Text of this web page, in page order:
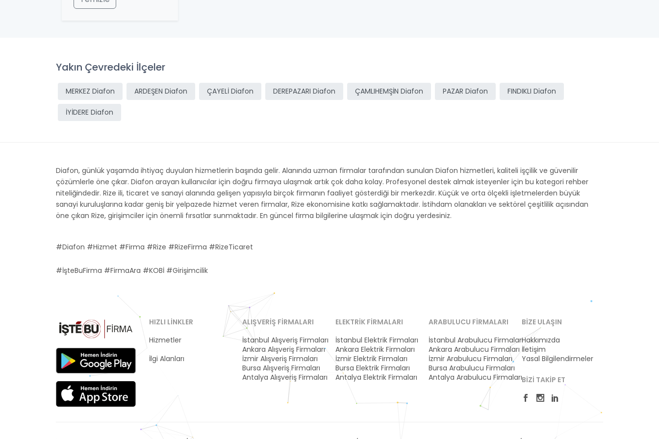
Yakın Çevredeki İlçeler
MERKEZ Diafon ARDEŞEN Diafon ÇAYELİ Diafon DEREPAZARI Diafon ÇAMLIHEMŞİN Diafon PAZAR Diafon FINDIKLI Diafon
İYİDERE Diafon
Diafon, günlük yaşamda ihtiyaç duyulan hizmetlerin başında gelir. Alanında uzman firmalar tarafından sunulan Diafon hizmetleri, kaliteli işçilik ve güvenilir
çözümlerle öne çıkar. Diafon arayan kullanıcılar için doğru firmaya ulaşmak artık çok daha kolay. Profesyonel destek almak isteyenler için bu kategori rehber
niteliğindedir. Rize ili, ticaret ve sanayi alanında gelişen yapısıyla birçok firmanın faaliyet gösterdiği bir merkezdir. Küçük ve orta ölçekli işletmelerden büyük
sanayi kuruluşlarına kadar geniş bir yelpazede hizmet veren firmalar, Rize ekonomisine katkı sağlamaktadır. İstihdam olanakları ve sektörel çeşitlilik açısından
öne çıkan Rize, girişimciler için önemli fırsatlar sunmaktadır. En güncel firma bilgilerine ulaşmak için doğru yerdesiniz.
#Diafon #Hizmet #Firma #Rize #RizeFirma #RizeTicaret
#İşteBuFirma #FirmaAra #KOBİ #Girişimcilik
HIZLI LINKLER
Hizmetler
İlgi Alanları
ALIŞVERIŞ FIRMALARI
İstanbul Alışveriş Firmaları
Ankara Alışveriş Firmaları
İzmir Alışveriş Firmaları
Bursa Alışveriş Firmaları
Antalya Alışveriş Firmaları
ELEKTRIK FIRMALARI
İstanbul Elektrik Firmaları
Ankara Elektrik Firmaları
İzmir Elektrik Firmaları
Bursa Elektrik Firmaları
Antalya Elektrik Firmaları
ARABULUCU FIRMALARI
İstanbul Arabulucu Firmaları
Ankara Arabulucu Firmaları
İzmir Arabulucu Firmaları
Bursa Arabulucu Firmaları
Antalya Arabulucu Firmaları
BIZE ULAŞIN
Hakkımızda
İletişim
Yasal Bilgilendirmeler
BIZI TAKIP ET